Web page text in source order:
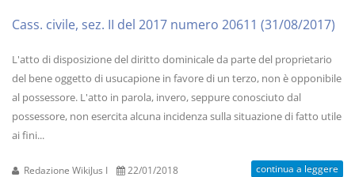
Cass. civile, sez. II del 2017 numero 20611 (31/08/2017)
L'atto di disposizione del diritto dominicale da parte del proprietario
del bene oggetto di usucapione in favore di un terzo, non è opponibile
al possessore. L'atto in parola, invero, seppure conosciuto dal
possessore, non esercita alcuna incidenza sulla situazione di fatto utile
ai fini...
Redazione WikiJus I 22/01/2018 continua a leggere